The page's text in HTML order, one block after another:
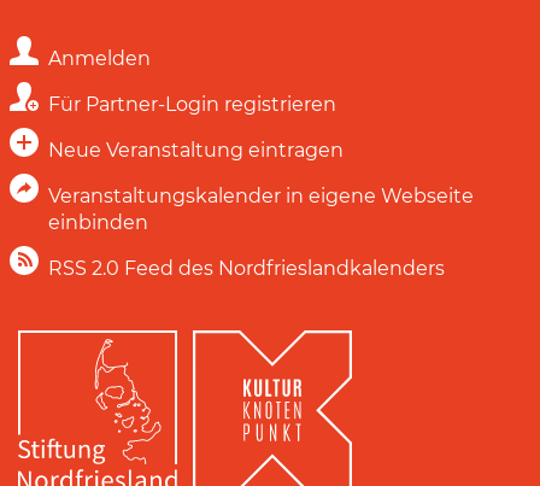
Anmelden
Für Partner-Login registrieren
Neue Veranstaltung eintragen
Veranstaltungskalender in eigene Webseite
einbinden
RSS 2.0 Feed des Nordfrieslandkalenders